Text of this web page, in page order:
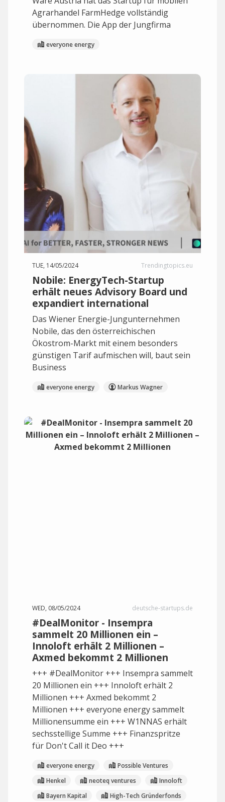
Agrarhandel FarmHedge vollständig
übernommen. Die App der Jungfirma
everyone energy
TUE, 14/05/2024 Trendingtopics.eu
Nobile: EnergyTech-Startup
erhält neues Advisory Board und
expandiert international
Das Wiener Energie-Jungunternehmen
Nobile, das den österreichischen
Ökostrom-Markt mit einem besonders
günstigen Tarif aufmischen will, baut sein
Business
everyone energy Markus Wagner
WED, 08/05/2024 deutsche-startups.de
#DealMonitor - Insempra
sammelt 20 Millionen ein –
Innoloft erhält 2 Millionen –
Axmed bekommt 2 Millionen
+++ #DealMonitor +++ Insempra sammelt
20 Millionen ein +++ Innoloft erhält 2
Millionen +++ Axmed bekommt 2
Millionen +++ everyone energy sammelt
Millionensumme ein +++ W1NNAS erhält
sechsstellige Summe +++ Finanzspritze
für Don't Call it Deo +++
everyone energy
Possible Ventures
Henkel
neoteq ventures
Innoloft
Bayern Kapital
High-Tech Gründerfonds